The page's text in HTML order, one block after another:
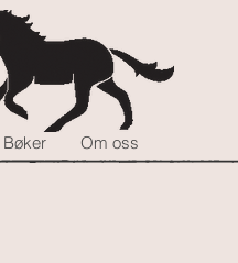
Bøker Om oss